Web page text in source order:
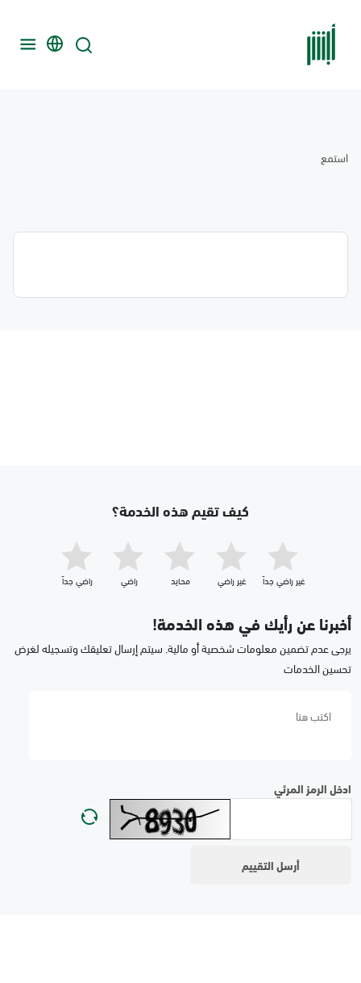
استمع
كيف تقيم هذه الخدمة؟
غير راضي جداّ غير راضي محايد راضي راضي جداّ
أخبرنا عن رأيك في هذه الخدمة!
يرجى عدم تضمين معلومات شخصية أو مالية. سيتم إرسال تعليقك وتسجيله لغرض
تحسين الخدمات
ادخل الرمز المرئي